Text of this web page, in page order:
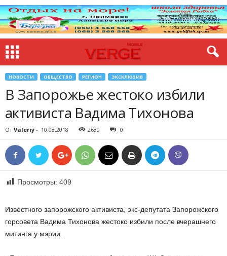
НОВОСТИ ОБЩЕСТВО РЕГИОН ЭКСКЛЮЗИВ
В Запорожье жестоко избили
активиста Вадима Тихонова
От Valeriy - 10.08.2018 2630 0
Просмотры: 409
Известного запорожского активиста, экс-депутата Запорожского
горсовета Вадима Тихонова жестоко избили после вчерашнего
митинга у мэрии.